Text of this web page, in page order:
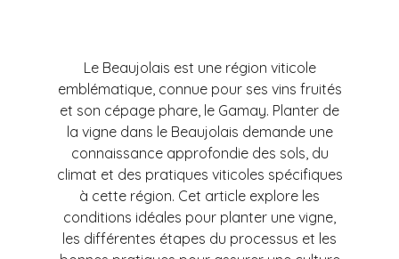
Le Beaujolais est une région viticole
emblématique, connue pour ses vins fruités
et son cépage phare, le Gamay. Planter de
la vigne dans le Beaujolais demande une
connaissance approfondie des sols, du
climat et des pratiques viticoles spécifiques
à cette région. Cet article explore les
conditions idéales pour planter une vigne,
les différentes étapes du processus et les